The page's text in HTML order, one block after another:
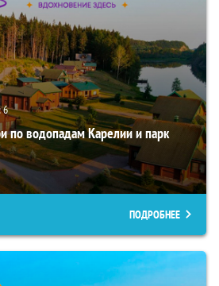
6
по водопадам Карелии и парк
ПОДРОБНЕЕ